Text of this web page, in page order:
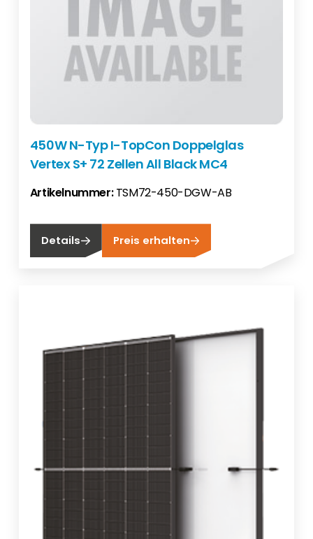
450W N-Typ I-TopCon Doppelglas
Vertex S+ 72 Zellen All Black MC4
Artikelnummer:TSM72-450-DGW-AB
Details Preis erhalten